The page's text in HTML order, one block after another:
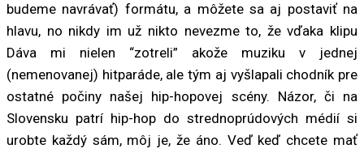
budeme navrávať) formátu, a môžete sa aj postaviť na
hlavu, no nikdy im už nikto nevezme to, že vďaka klipu
Dáva mi nielen “zotreli” akože muziku v jednej
(nemenovanej) hitparáde, ale tým aj vyšlapali chodník pre
ostatné počiny našej hip-hopovej scény. Názor, či na
Slovensku patrí hip-hop do strednoprúdových médií si
urobte každý sám, môj je, že áno. Veď keď chcete mať